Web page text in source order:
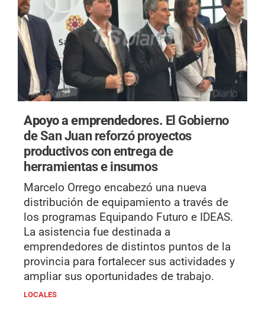
Apoyo a emprendedores. El Gobierno
de San Juan reforzó proyectos
productivos con entrega de
herramientas e insumos
Marcelo Orrego encabezó una nueva
distribución de equipamiento a través de
los programas Equipando Futuro e IDEAS.
La asistencia fue destinada a
emprendedores de distintos puntos de la
provincia para fortalecer sus actividades y
ampliar sus oportunidades de trabajo.
LOCALES